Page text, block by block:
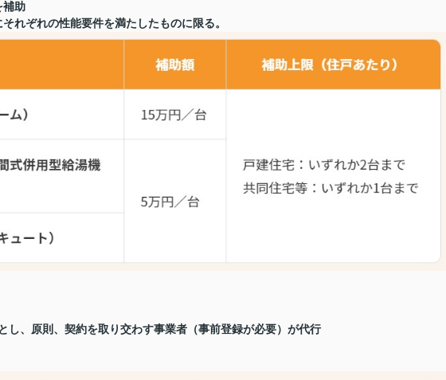
補助
れぞれの性能要件を満たしたものに限る。
し、原則、契約を取り交わす事業者（事前登録が必要）が代行